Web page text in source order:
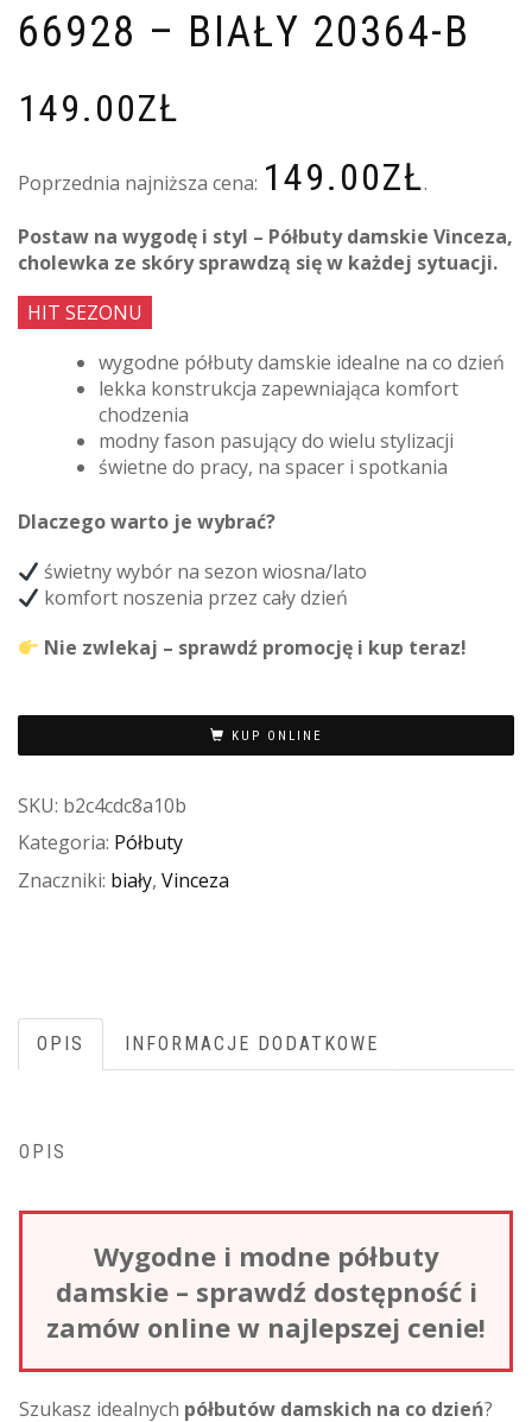
66928 – BIAŁY 20364-B
149.00ZŁ
Poprzednia najniższa cena: 149.00ZŁ.
Postaw na wygodę i styl – Półbuty damskie Vinceza,
cholewka ze skóry sprawdzą się w każdej sytuacji.
HIT SEZONU
wygodne półbuty damskie idealne na co dzień
lekka konstrukcja zapewniająca komfort
chodzenia
modny fason pasujący do wielu stylizacji
świetne do pracy, na spacer i spotkania
Dlaczego warto je wybrać?
świetny wybór na sezon wiosna/lato
komfort noszenia przez cały dzień
Nie zwlekaj – sprawdź promocję i kup teraz!
KUP ONLINE
SKU: b2c4cdc8a10b
Kategoria: Półbuty
Znaczniki: biały, Vinceza
OPIS INFORMACJE DODATKOWE
OPIS
Wygodne i modne półbuty
damskie – sprawdź dostępność i
zamów online w najlepszej cenie!
Szukasz idealnych półbutów damskich na co dzień?